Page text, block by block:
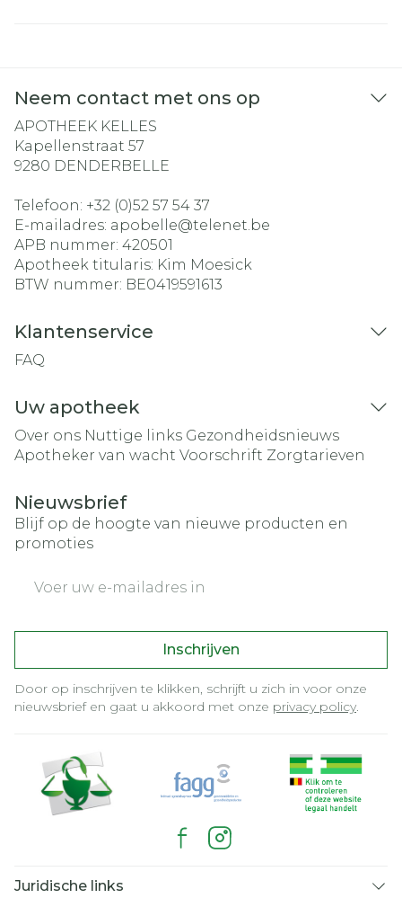
Neem contact met ons op
APOTHEEK KELLES
Kapellenstraat 57
9280 DENDERBELLE
Telefoon: +32 (0)52 57 54 37
E-mailadres: apobelle@telenet.be
APB nummer: 420501
Apotheek titularis: Kim Moesick
BTW nummer: BE0419591613
Klantenservice
FAQ
Uw apotheek
Over ons Nuttige links Gezondheidsnieuws
Apotheker van wacht Voorschrift Zorgtarieven
Nieuwsbrief
Blijf op de hoogte van nieuwe producten en
promoties
Inschrijven
Door op inschrijven te klikken, schrijft u zich in voor onze
nieuwsbrief en gaat u akkoord met onze privacy policy.
Juridische links